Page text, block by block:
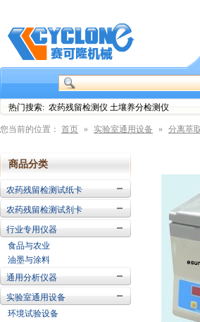
热门搜索: 农药残留检测仪 土壤养分检测仪
您当前的位置： 首页 » 实验室通用设备 » 分离萃
商品分类
农药残留检测试纸卡
农药残留检测试剂卡
行业专用仪器
食品与农业
油墨与涂料
通用分析仪器
实验室通用设备
环境试验设备